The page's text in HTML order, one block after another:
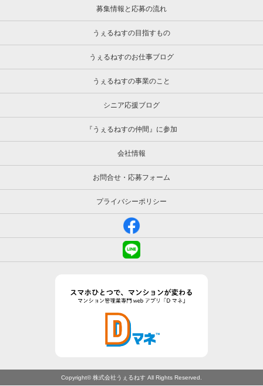
募集情報と応募の流れ
うぇるねすの目指すもの
うぇるねすのお仕事ブログ
うぇるねすの事業のこと
シニア応援ブログ
『うぇるねすの仲間』に参加
会社情報
お問合せ・応募フォーム
プライバシーポリシー
Copyright© 株式会社うぇるねす All Rights Reserved.